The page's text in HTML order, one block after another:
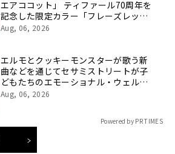
エアココット」 ティファール70周年を
記念した限定カラー「フレーズレッド
IHココット鍋 24cm」数量限定で発
Aug, 06, 2026
エルモとクッキーモンスターが歌う新
曲などを通じてセサミストリートが子
どもたちのエモーショナル・ウェルビ
ーイングをサポート
Aug, 06, 2026
Powered by PR TIMES